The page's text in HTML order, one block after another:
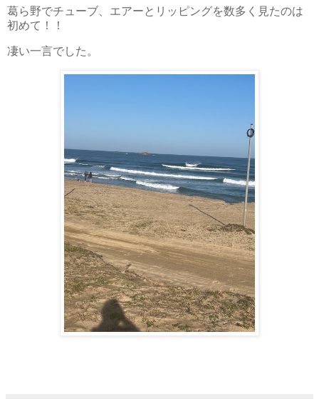
葛ら野でチューブ、エアーとリッピングを数多く見たのは
初めて！！
凄い一言でした。